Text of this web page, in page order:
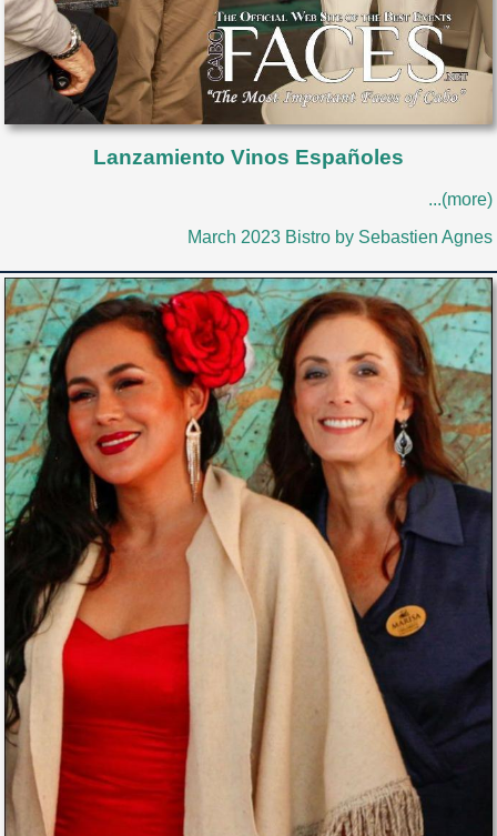
Lanzamiento Vinos Españoles
...(more)
March 2023 Bistro by Sebastien Agnes